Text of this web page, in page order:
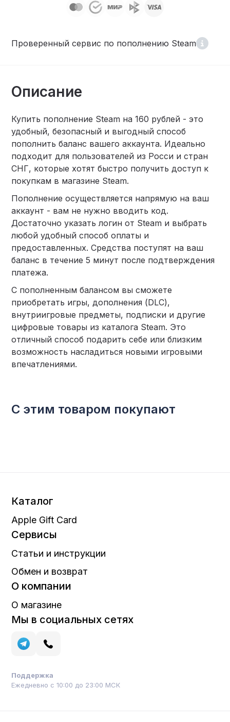
Проверенный сервис по пополнению Steam
Описание
Купить пополнение Steam на 160 рублей - это
удобный, безопасный и выгодный способ
пополнить баланс вашего аккаунта. Идеально
подходит для пользователей из Росси и стран
СНГ, которые хотят быстро получить доступ к
покупкам в магазине Steam.
Пополнение осуществляется напрямую на ваш
аккаунт - вам не нужно вводить код.
Достаточно указать логин от Steam и выбрать
любой удобный способ оплаты и
предоставленных. Средства поступят на ваш
баланс в течение 5 минут после подтверждения
платежа.
С пополненным балансом вы сможете
приобретать игры, дополнения (DLC),
внутриигровые предметы, подписки и другие
цифровые товары из каталога Steam. Это
отличный способ подарить себе или близким
возможность насладиться новыми игровыми
впечатлениями.
С этим товаром покупают
Каталог
Apple Gift Card
Сервисы
Статьи и инструкции
Обмен и возврат
О компании
О магазине
Мы в социальных сетях
Поддержка
Ежедневно с 10:00 до 23:00 МСК